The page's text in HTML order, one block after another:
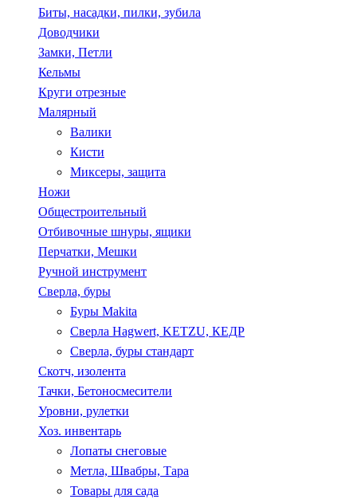
Биты, насадки, пилки, зубила
Доводчики
Замки, Петли
Кельмы
Круги отрезные
Малярный
Валики
Кисти
Миксеры, защита
Ножи
Общестроительный
Отбивочные шнуры, ящики
Перчатки, Мешки
Ручной инструмент
Сверла, буры
Буры Makita
Сверла Hagwert, KETZU, КЕДР
Сверла, буры стандарт
Скотч, изолента
Тачки, Бетоносмесители
Уровни, рулетки
Хоз. инвентарь
Лопаты снеговые
Метла, Швабры, Тара
Товары для сада